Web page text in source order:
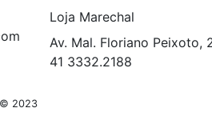
Loja Marechal
Av. Mal. Floriano Peixoto,
41 3332.2188
© 2023